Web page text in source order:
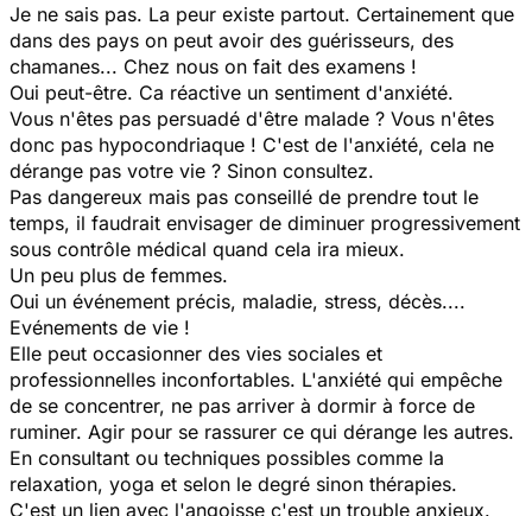
Je ne sais pas. La peur existe partout. Certainement que
dans des pays on peut avoir des guérisseurs, des
chamanes... Chez nous on fait des examens !
Oui peut-être. Ca réactive un sentiment d'anxiété.
Vous n'êtes pas persuadé d'être malade ? Vous n'êtes
donc pas hypocondriaque ! C'est de l'anxiété, cela ne
dérange pas votre vie ? Sinon consultez.
Pas dangereux mais pas conseillé de prendre tout le
temps, il faudrait envisager de diminuer progressivement
sous contrôle médical quand cela ira mieux.
Un peu plus de femmes.
Oui un événement précis, maladie, stress, décès....
Evénements de vie !
Elle peut occasionner des vies sociales et
professionnelles inconfortables. L'anxiété qui empêche
de se concentrer, ne pas arriver à dormir à force de
ruminer. Agir pour se rassurer ce qui dérange les autres.
En consultant ou techniques possibles comme la
relaxation, yoga et selon le degré sinon thérapies.
C'est un lien avec l'angoisse c'est un trouble anxieux.